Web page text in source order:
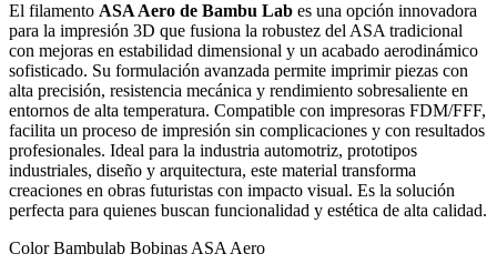
El filamento ASA Aero de Bambu Lab es una opción innovadora
para la impresión 3D que fusiona la robustez del ASA tradicional
con mejoras en estabilidad dimensional y un acabado aerodinámico
sofisticado. Su formulación avanzada permite imprimir piezas con
alta precisión, resistencia mecánica y rendimiento sobresaliente en
entornos de alta temperatura. Compatible con impresoras FDM/FFF,
facilita un proceso de impresión sin complicaciones y con resultados
profesionales. Ideal para la industria automotriz, prototipos
industriales, diseño y arquitectura, este material transforma
creaciones en obras futuristas con impacto visual. Es la solución
perfecta para quienes buscan funcionalidad y estética de alta calidad.
Color Bambulab Bobinas ASA Aero